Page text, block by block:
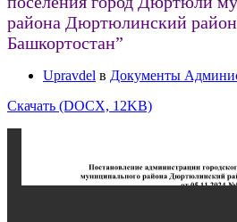
района Дюртюлинский
Башкортостан”
Upravdel в Документы
Скачать (DOCX, 12KB)